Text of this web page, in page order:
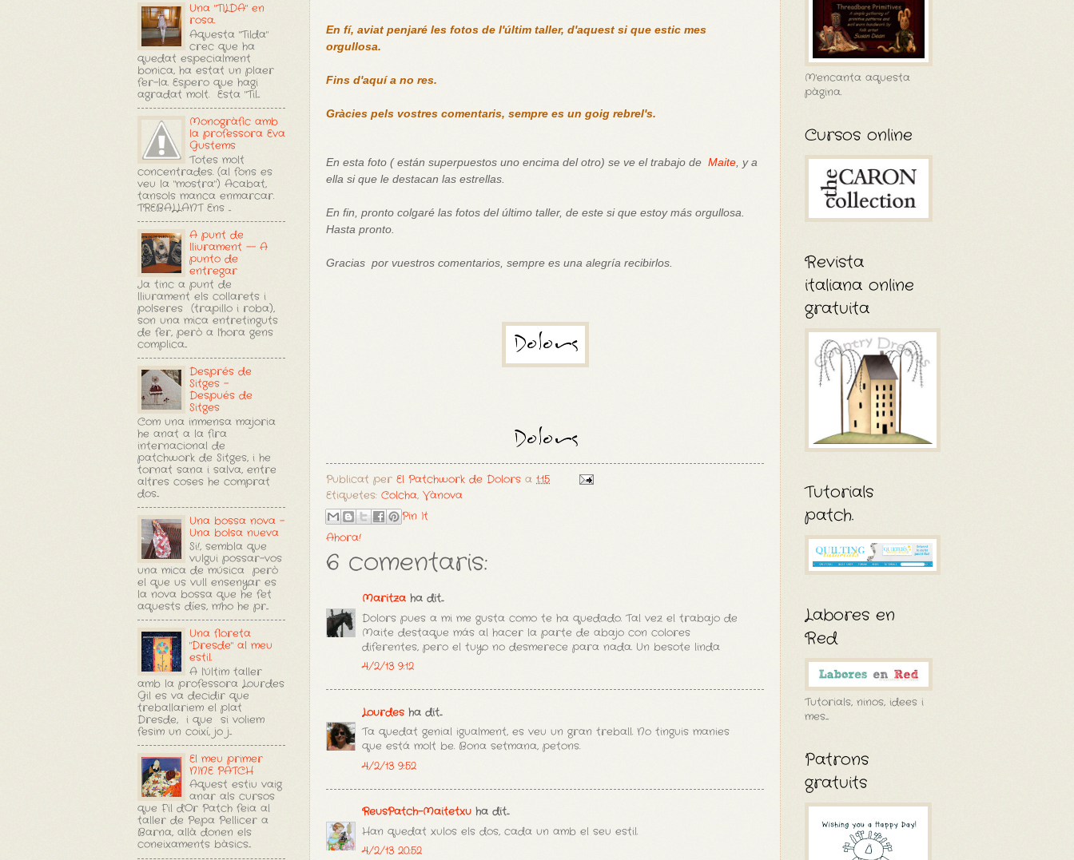
En fí, aviat penjaré les fotos de l'últim taller, d'aquest si que estic mes
orgullosa.
Fins d'aquí a no res.
Gràcies pels vostres comentaris, sempre es un goig rebrel's.
En esta foto ( están superpuestos uno encima del otro) se ve el trabajo de Maite , y a
ella si que le destacan las estrellas.
En fin, pronto colgaré las fotos del último taller, de este si que estoy más orgullosa.
Hasta pronto.
Gracias por vuestros comentarios, sempre es una alegría recibirlos.
Publicat per El Patchwork de Dolors a 1:15
Etiquetes: Colcha, Vànova
Pin It
Ahora!
6 comentaris:
Maritza ha dit...
Dolors pues a mi me gusta como te ha quedado. Tal vez el trabajo de
Maite destaque más al hacer la parte de abajo con colores
diferentes, pero el tuyo no desmerece para nada. Un besote linda
4/2/13 9:12
Lourdes ha dit...
Ta quedat genial igualment, es veu un gran treball. No tinguis manies
que está molt be. Bona setmana, petons.
4/2/13 9:52
ReusPatch-Maitetxu ha dit...
Han quedat xulos els dos, cada un amb el seu estil.
4/2/13 20:52
Una "TILDA" en
rosa.
Aquesta "Tilda"
crec que ha
quedat especialment
bonica, ha estat un plaer
fer-la. Espero que hagi
agradat molt. Esta "Til...
Monogràfic amb
la professora Eva
Gustems
Totes molt
concentrades. (al fons es
veu la "mostra") Acabat,
tansols manca enmarcar.
TREBALLANT Ens ...
A punt de
lliurament -- A
punto de
entregar
Ja tinc a punt de
lliurament els collarets i
polseres (trapillo i roba),
son una mica entretinguts
de fer, però a l'hora gens
complica...
Després de
Sitges -
Después de
Sitges
Com una inmensa majoria
he anat a la fira
internacional de
patchwork de Sitges, i he
tornat sana i salva, entre
altres coses he comprat
dos...
Una bossa nova -
Una bolsa nueva
Si!, sembla que
vulgui possar-vos
una mica de música però
el que us vull ensenyar es
la nova bossa que he fet
aquests díes, m'ho he pr...
Una floreta
"Dresde" al meu
estil.
A l'últim taller
amb la professora Lourdes
Gil es va decidir que
treballariem el plat
Dresde, i que si voliem
fesim un coixí, jo j...
El meu primer
NINE PATCH
Aquest estiu vaig
anar als cursos
que F'il d'Or Patch feia al
taller de Pepa Pellicer a
Barna, allà donen els
coneixaments bàsics...
M'encanta aquesta
pàgina.
Cursos online
Revista
italiana online
gratuita
Tutorials
patch.
Labores en
Red
Tutorials, ninos, idees i
mes....
Patrons
gratuits